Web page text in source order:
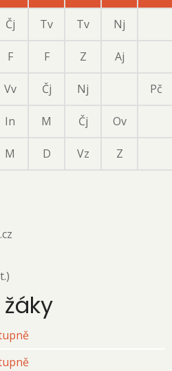
Čj Tv Tv Nj
F F Z Aj
Vv Čj Nj Pč
In M Čj Ov
M D Vz Z